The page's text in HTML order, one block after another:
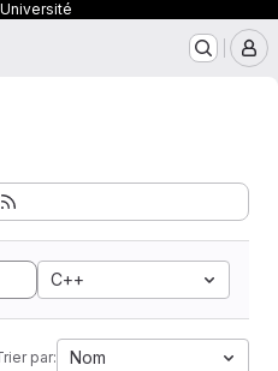
C++
par: Nom